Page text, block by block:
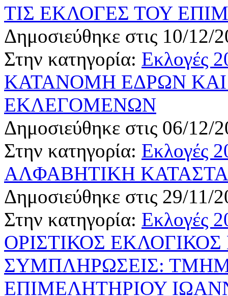
ΤΙΣ ΕΚΛΟΓΕΣ ΤΟΥ
Δημοσιεύθηκε στις 10/12/
Στην κατηγορία: Εκλογές
ΚΑΤΑΝΟΜΗ ΕΔΡΩΝ
ΕΚΛΕΓΟΜΕΝΩΝ
Δημοσιεύθηκε στις 06/12/
Στην κατηγορία: Εκλογές
ΑΛΦΑΒΗΤΙΚΗ
Δημοσιεύθηκε στις 29/11/
Στην κατηγορία: Εκλογές
ΟΡΙΣΤΙΚΟΣ
ΣΥΜΠΛΗΡΩΣΕΙΣ:
ΕΠΙΜΕΛΗΤΗΡΙΟΥ